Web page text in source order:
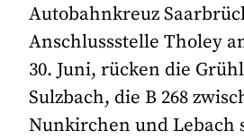
Autobahnkreuz
Anschlussstelle Tholey
30. Juni, rücken die
Sulzbach, die B 268
Nunkirchen und Lebach